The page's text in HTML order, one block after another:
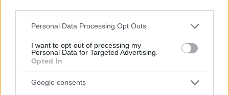
Please note that this website/app uses one or more Google
not limited to your visit or usage behaviour. You may click to
grant or deny consent to Google and its third-party tags to
use your data for below specified purposes in below Google
Personal Data Processing Opt Outs
I want to opt-out of processing my
Personal Data for Targeted Advertising.
Opted In
Google consents